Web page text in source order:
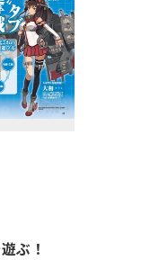
ぶ！